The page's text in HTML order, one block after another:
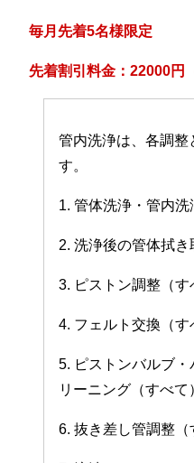
毎月先着5名様限定
先着割引料金：22000円
管内洗浄は、各調整
す。
1. 管体洗浄・管内洗
2. 洗浄後の管体拭き
3. ピストン調整（す
4. フェルト交換（す
5. ピストンバルブ
リーニング（すべて
6. 抜き差し管調整（